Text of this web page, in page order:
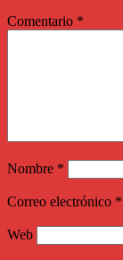
Comentario *
Nombre *
Correo electrónico *
Web